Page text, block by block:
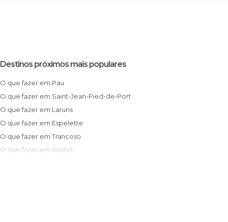
Destinos próximos mais populares
O que fazer em Pau
O que fazer em Saint-Jean-Pied-de-Port
O que fazer em Laruns
O que fazer em Espelette
O que fazer em Trancoso
O que fazer em Anglet